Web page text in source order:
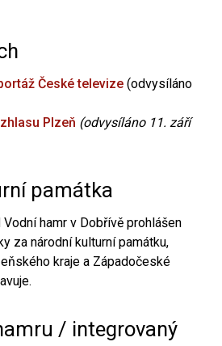
České televize (odvysíláno
Plzeň (odvysíláno 11. září
památka
hamr v Dobřívě prohlášen
za národní kulturní památku,
kraje a Západočeské
/ integrovaný